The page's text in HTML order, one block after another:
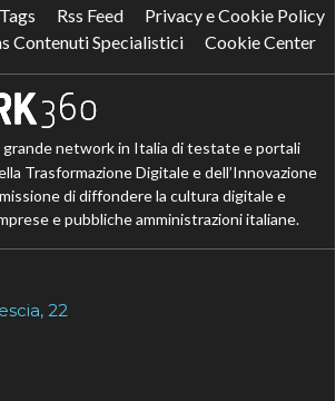
Tags Rss Feed
Privacy e Cookie Policy
Contenuti Specialistici
Cookie Center
grande network in Italia di testate e portali
Trasformazione Digitale e dell’Innovazione
di diffondere la cultura digitale e
e pubbliche amministrazioni italiane.
22